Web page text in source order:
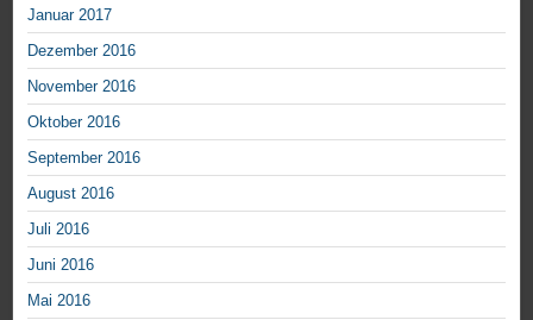
Januar 2017
Dezember 2016
November 2016
Oktober 2016
September 2016
August 2016
Juli 2016
Juni 2016
Mai 2016